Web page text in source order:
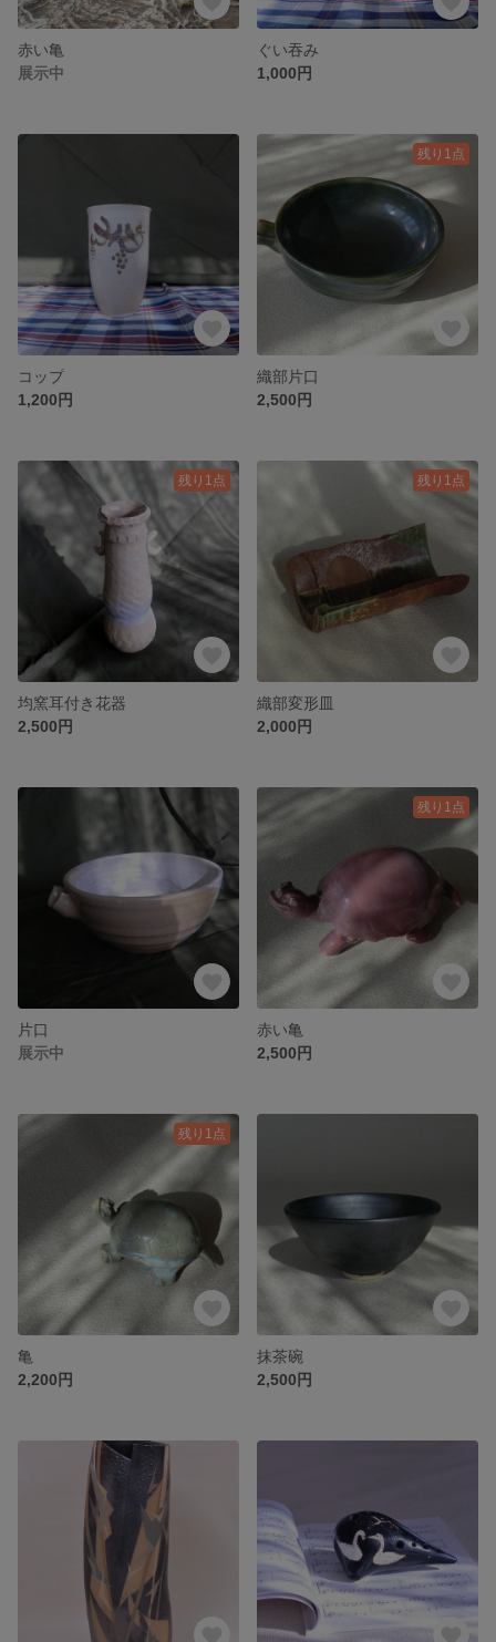
赤い亀
展示中
ぐい吞み
1,000円
コップ
1,200円
残り1点
織部片口
2,500円
残り1点
均窯耳付き花器
2,500円
残り1点
織部変形皿
2,000円
片口
展示中
残り1点
赤い亀
2,500円
残り1点
亀
2,200円
抹茶碗
2,500円